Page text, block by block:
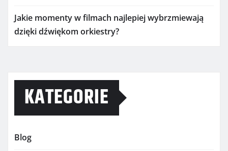
Jakie momenty w filmach najlepiej wybrzmiewają
dzięki dźwiękom orkiestry?
KATEGORIE
Blog